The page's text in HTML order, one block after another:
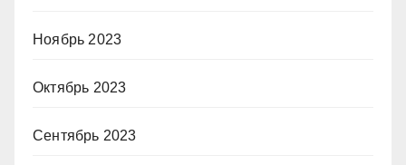
Ноябрь 2023
Октябрь 2023
Сентябрь 2023